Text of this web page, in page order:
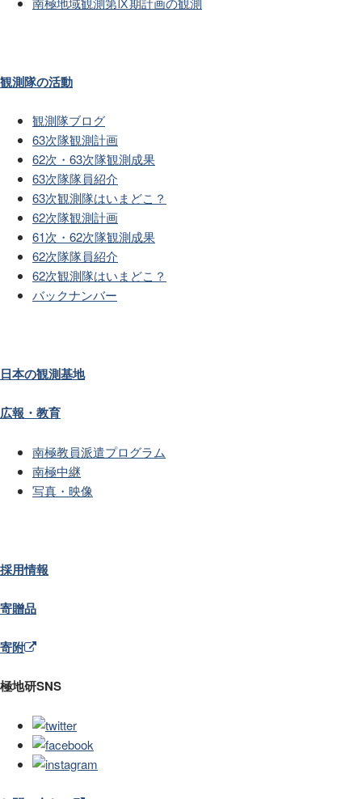
観測隊の活動
観測隊ブログ
63次隊観測計画
62次・63次隊観測成果
63次隊隊員紹介
63次観測隊はいまどこ？
62次隊観測計画
61次・62次隊観測成果
62次隊隊員紹介
62次観測隊はいまどこ？
バックナンバー
日本の観測基地
広報・教育
南極教員派遣プログラム
南極中継
写真・映像
採用情報
寄贈品
寄附
極地研SNS